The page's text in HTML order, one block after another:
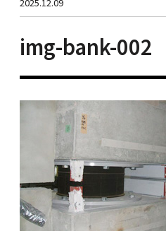
img-bank-002